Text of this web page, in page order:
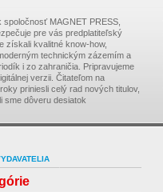
MAGNET PRESS,
pre vás predplatiteľský
získali kvalitné know-how,
technickým zázemím a
i zo zahraničia. Pripravujeme
verzii. Čitateľom na
priniesli celý rad nových titulov,
sme dôveru desiatok